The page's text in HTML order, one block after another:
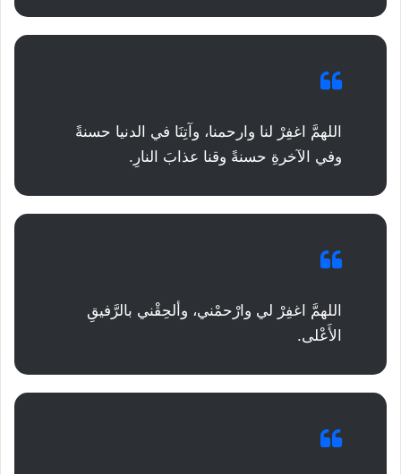
اللهمَّ اغفِرْ لنا وارحمنا، وآتِنَا في الدنيا حسنةً
وفي الآخرةِ حسنةً وقنا عذابَ النارِ.
اللهمَّ اغفِرْ لي وارْحمْني، وألحِقْني بالرَّفيقِ
الأَعْلى.